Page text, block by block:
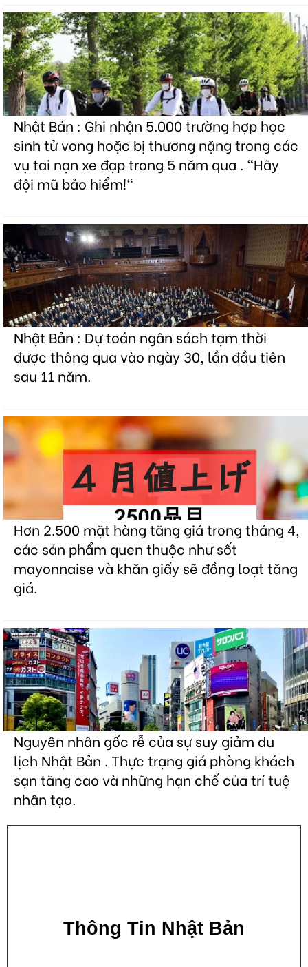
Nhật Bản : Ghi nhận 5.000 trường hợp học
sinh tử vong hoặc bị thương nặng trong các
vụ tai nạn xe đạp trong 5 năm qua . "Hãy
đội mũ bảo hiểm!"
Nhật Bản : Dự toán ngân sách tạm thời
được thông qua vào ngày 30, lần đầu tiên
sau 11 năm.
Hơn 2.500 mặt hàng tăng giá trong tháng 4,
các sản phẩm quen thuộc như sốt
mayonnaise và khăn giấy sẽ đồng loạt tăng
giá.
Nguyên nhân gốc rễ của sự suy giảm du
lịch Nhật Bản . Thực trạng giá phòng khách
sạn tăng cao và những hạn chế của trí tuệ
nhân tạo.
Thông Tin Nhật Bản